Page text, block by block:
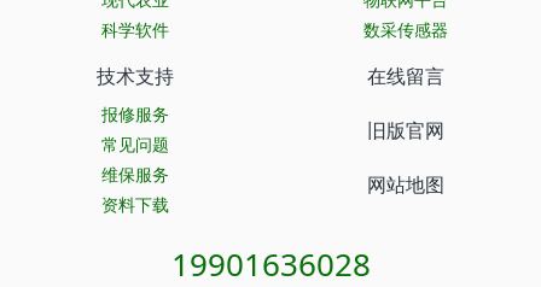
科学软件
数采传感器
技术支持
报修服务
常见问题
维保服务
资料下载
在线留言
旧版官网
网站地图
19901636028